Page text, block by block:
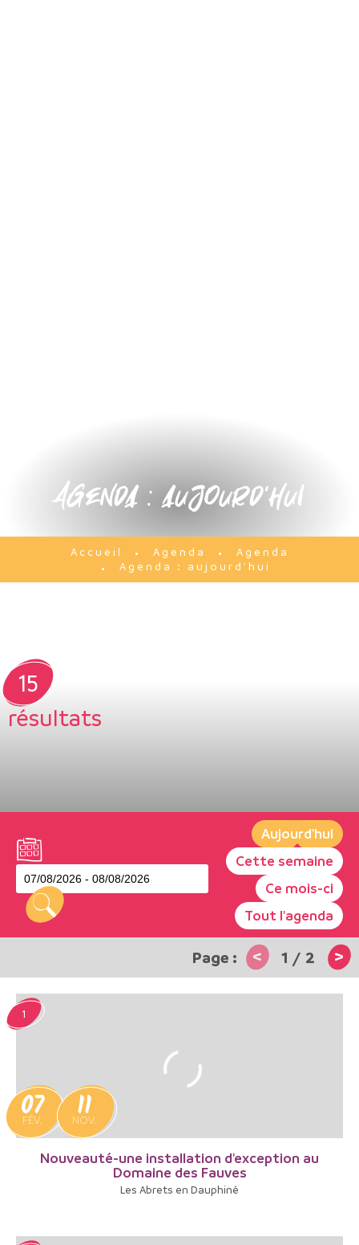
Agenda : aujourd'hui
Accueil Agenda
Agenda
Agenda : aujourd'hui
15
résultats
Aujourd'hui
Cette semaine
Ce mois-ci
Tout l'agenda
< 1 / 2 >
Nouveauté-une installation d'exception au
Domaine des Fauves
Les Abrets en Dauphiné
07
FÉV. 11
NOV.
1